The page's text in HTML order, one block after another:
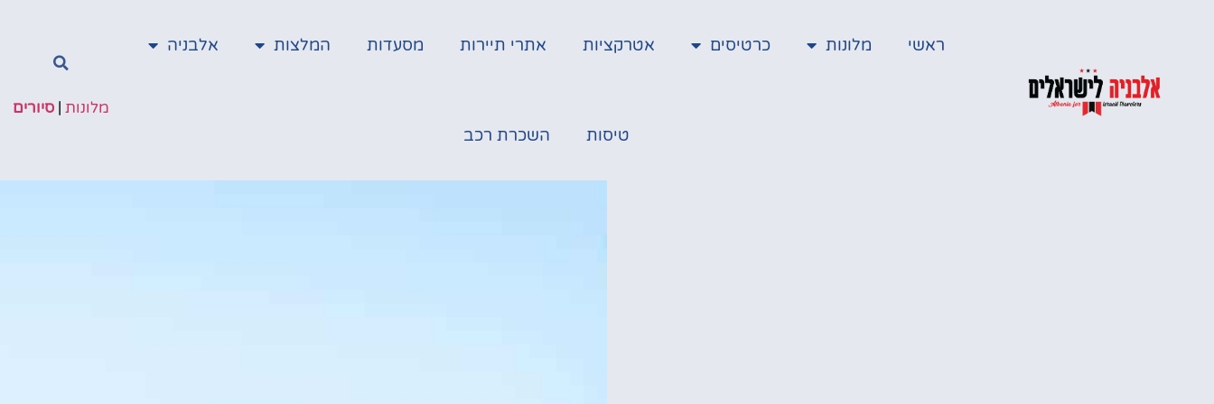
ראשי מלונות כרטיסים אטרקציות אתרי תיירות מסעדות המלצות אלבניה
טיסות השכרת רכב
מלונות |סיורים